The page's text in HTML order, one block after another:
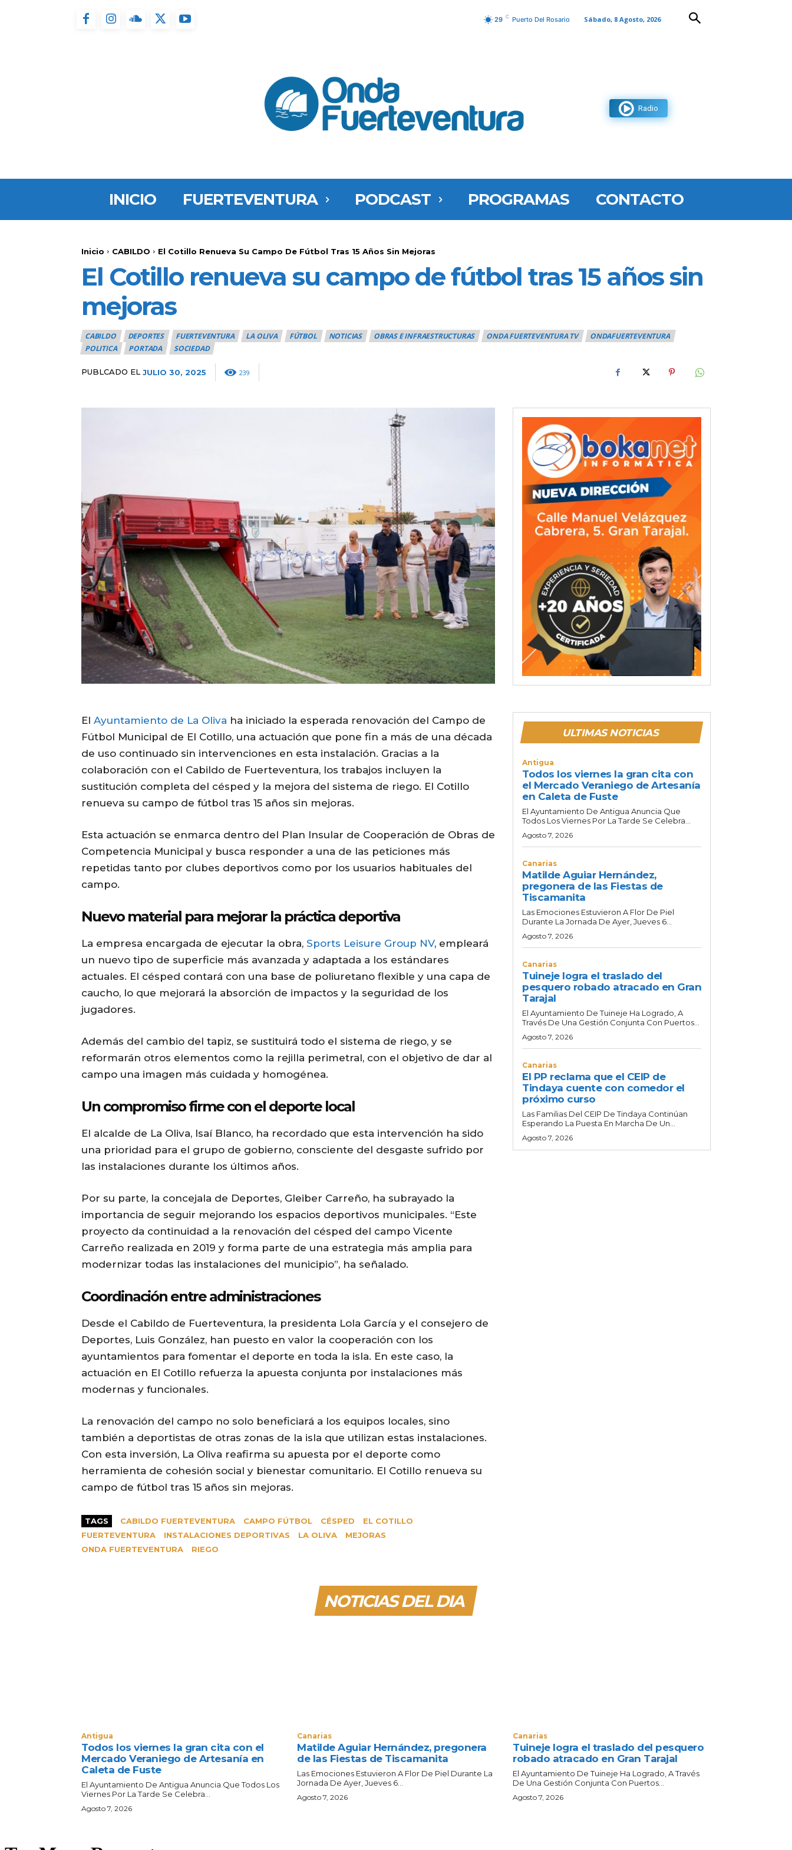
29 C Puerto Del Rosario Sábado, 8 Agosto, 2026
Radio
INICIO FUERTEVENTURA PODCAST PROGRAMAS CONTACTO
Inicio CABILDO El Cotillo Renueva Su Campo De Fútbol Tras 15 Años Sin Mejoras
El Cotillo renueva su campo de fútbol tras 15 años sin
mejoras
CABILDO DEPORTES FUERTEVENTURA LA OLIVA FÚTBOL NOTICIAS OBRAS E INFRAESTRUCTURAS ONDA FUERTEVENTURA TV
ONDAFUERTEVENTURA
POLITICA
PORTADA SOCIEDAD
PUBLCADO EL JULIO 30, 2025 239
El Ayuntamiento de La Oliva ha iniciado la esperada renovación del Campo de
Fútbol Municipal de El Cotillo, una actuación que pone fin a más de una década
de uso continuado sin intervenciones en esta instalación. Gracias a la
colaboración con el Cabildo de Fuerteventura, los trabajos incluyen la
sustitución completa del césped y la mejora del sistema de riego. El Cotillo
renueva su campo de fútbol tras 15 años sin mejoras.
Esta actuación se enmarca dentro del Plan Insular de Cooperación de Obras de
Competencia Municipal y busca responder a una de las peticiones más
repetidas tanto por clubes deportivos como por los usuarios habituales del
campo.
Nuevo material para mejorar la práctica deportiva
La empresa encargada de ejecutar la obra, Sports Leisure Group NV, empleará
un nuevo tipo de superficie más avanzada y adaptada a los estándares
actuales. El césped contará con una base de poliuretano flexible y una capa de
caucho, lo que mejorará la absorción de impactos y la seguridad de los
jugadores.
Además del cambio del tapiz, se sustituirá todo el sistema de riego, y se
reformarán otros elementos como la rejilla perimetral, con el objetivo de dar al
campo una imagen más cuidada y homogénea.
Un compromiso firme con el deporte local
El alcalde de La Oliva, Isaí Blanco, ha recordado que esta intervención ha sido
una prioridad para el grupo de gobierno, consciente del desgaste sufrido por
las instalaciones durante los últimos años.
Por su parte, la concejala de Deportes, Gleiber Carreño, ha subrayado la
importancia de seguir mejorando los espacios deportivos municipales. “Este
proyecto da continuidad a la renovación del césped del campo Vicente
Carreño realizada en 2019 y forma parte de una estrategia más amplia para
modernizar todas las instalaciones del municipio”, ha señalado.
Coordinación entre administraciones
Desde el Cabildo de Fuerteventura, la presidenta Lola García y el consejero de
Deportes, Luis González, han puesto en valor la cooperación con los
ayuntamientos para fomentar el deporte en toda la isla. En este caso, la
actuación en El Cotillo refuerza la apuesta conjunta por instalaciones más
modernas y funcionales.
La renovación del campo no solo beneficiará a los equipos locales, sino
también a deportistas de otras zonas de la isla que utilizan estas instalaciones.
Con esta inversión, La Oliva reafirma su apuesta por el deporte como
herramienta de cohesión social y bienestar comunitario. El Cotillo renueva su
campo de fútbol tras 15 años sin mejoras.
TAGS CABILDO FUERTEVENTURA CAMPO FÚTBOL CÉSPED
EL COTILLO
FUERTEVENTURA
INSTALACIONES DEPORTIVAS LA OLIVA
MEJORAS
ONDA FUERTEVENTURA
RIEGO
ULTIMAS NOTICIAS
Antigua
Todos los viernes la gran cita con
el Mercado Veraniego de Artesanía
en Caleta de Fuste
El Ayuntamiento De Antigua Anuncia Que
Todos Los Viernes Por La Tarde Se Celebra...
Agosto 7, 2026
Canarias
Matilde Aguiar Hernández,
pregonera de las Fiestas de
Tiscamanita
Las Emociones Estuvieron A Flor De Piel
Durante La Jornada De Ayer, Jueves 6...
Agosto 7, 2026
Canarias
Tuineje logra el traslado del
pesquero robado atracado en Gran
Tarajal
El Ayuntamiento De Tuineje Ha Logrado, A
Través De Una Gestión Conjunta Con Puertos...
Agosto 7, 2026
Canarias
El PP reclama que el CEIP de
Tindaya cuente con comedor el
próximo curso
Las Familias Del CEIP De Tindaya Continúan
Esperando La Puesta En Marcha De Un...
Agosto 7, 2026
NOTICIAS DEL DIA
Antigua
Todos los viernes la gran cita con el
Mercado Veraniego de Artesanía en
Caleta de Fuste
El Ayuntamiento De Antigua Anuncia Que Todos Los
Viernes Por La Tarde Se Celebra...
Agosto 7, 2026
Canarias
Matilde Aguiar Hernández, pregonera
de las Fiestas de Tiscamanita
Las Emociones Estuvieron A Flor De Piel Durante La
Jornada De Ayer, Jueves 6...
Agosto 7, 2026
Canarias
Tuineje logra el traslado del pesquero
robado atracado en Gran Tarajal
El Ayuntamiento De Tuineje Ha Logrado, A Través
De Una Gestión Conjunta Con Puertos...
Agosto 7, 2026